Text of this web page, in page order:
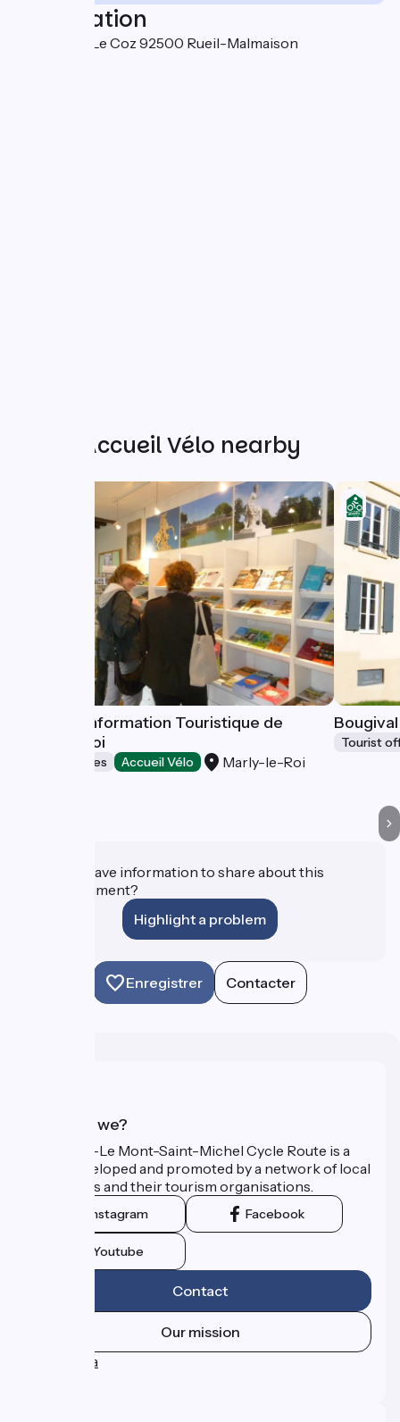
Localisation
33 rue Jean Le Coz 92500 Rueil-Malmaison
Other Accueil Vélo nearby
Bureau d'Information Touristique de
Marly-le-Roi
Tourist offices Accueil Vélo Marly-le-Roi
Tourist
Do you have information to share about this
establishment?
Highlight a problem
Enregistrer Contacter
Who are we?
The Paris–Le Mont-Saint-Michel Cycle Route is a
route developed and promoted by a network of local
authorities and their tourism organisations.
Instagram Facebook
Youtube
Contact
Our mission
Press area